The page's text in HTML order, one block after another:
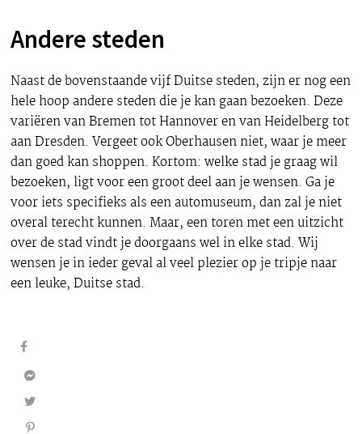
Andere steden
Naast de bovenstaande vijf Duitse steden, zijn er nog een
hele hoop andere steden die je kan gaan bezoeken. Deze
variëren van Bremen tot Hannover en van Heidelberg tot
aan Dresden. Vergeet ook Oberhausen niet, waar je meer
dan goed kan shoppen. Kortom: welke stad je graag wil
bezoeken, ligt voor een groot deel aan je wensen. Ga je
voor iets specifieks als een automuseum, dan zal je niet
overal terecht kunnen. Maar, een toren met een uitzicht
over de stad vindt je doorgaans wel in elke stad. Wij
wensen je in ieder geval al veel plezier op je tripje naar
een leuke, Duitse stad.